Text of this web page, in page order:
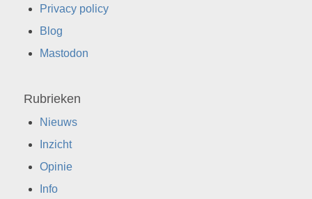
Privacy policy
Blog
Mastodon
Rubrieken
Nieuws
Inzicht
Opinie
Info